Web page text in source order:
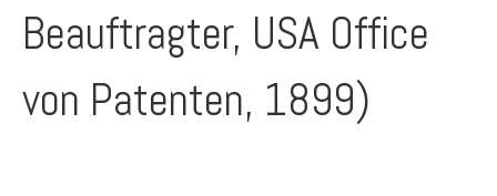
Beauftragter, USA Office
von Patenten, 1899)